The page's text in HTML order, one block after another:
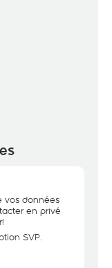
vos données
en privé
SVP.